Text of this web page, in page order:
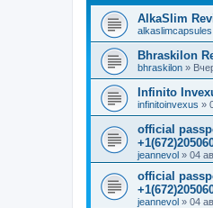
AlkaSlim
alkaslimcapsules
Bhraskilon
bhraskilon »
Infinito
infinitoinvexus »
official
jeannevol » 04
official
jeannevol » 04